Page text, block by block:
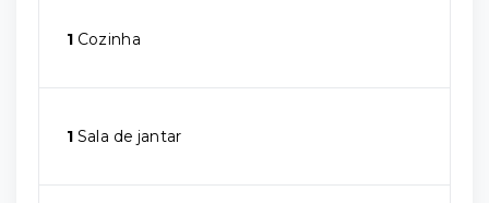
1 Cozinha
1 Sala de jantar